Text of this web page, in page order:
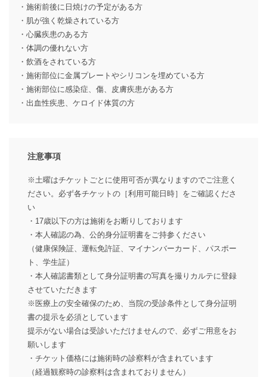
・施術前後に日焼けの予定がある方
・肌が強く乾燥されている方
・心臓疾患のある方
・体調の優れない方
・飲酒をされている方
・施術部位に金属プレートやシリコンを埋めている方
・施術部位に感染症、傷、皮膚疾患がある方
・出血性疾患、ケロイド体質の方
注意事項
※土曜はチケットごとに使用可否が異なりますのでご注意く
ださい。必ず各チケットの［利用可能日時］をご確認くださ
い
・17歳以下の方は施術をお断りしております
・本人確認の為、公的身分証明書をご持参ください
（健康保険証、運転免許証、マイナンバーカード、パスポー
ト、学生証）
・本人確認書類として身分証明書の写真を撮りカルテに登録
させていただきます
※医療上の安全確保のため、当院の受診条件として身分証明
書の提示を必須としています
提示がない場合は受診いただけませんので、必ずご用意をお
願いします
・チケット価格には施術時の診察料が含まれています
（経過観察時の診察料は含まれておりません）